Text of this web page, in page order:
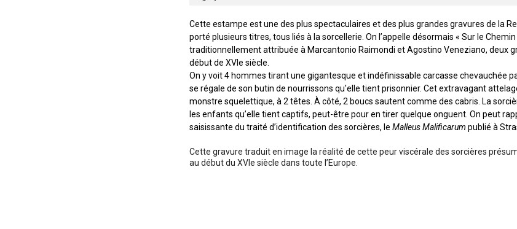
Cette estampe est une des plus spectaculaires et des plus grandes gravures de la
porté plusieurs titres, tous liés à la sorcellerie. On l’appelle désormais « Sur le
traditionnellement attribuée à Marcantonio Raimondi et Agostino Veneziano, deux
début de XVIe siècle.
On y voit 4 hommes tirant une gigantesque et indéfinissable carcasse chevauchée
se régale de son butin de nourrissons qu'elle tient prisonnier. Cet extravagant
monstre squelettique, à 2 têtes. À côté, 2 boucs sautent comme des cabris. La
les enfants qu’elle tient captifs, peut-être pour en tirer quelque onguent. On peut
saisissante du traité d’identification des sorcières, le Malleus Malificarum publié à
Cette gravure traduit en image la réalité de cette peur viscérale des sorcières
au début du XVIe siècle dans toute l’Europe.